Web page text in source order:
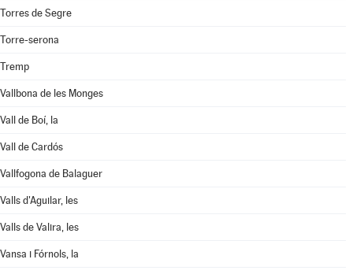
Torres de Segre
Torre-serona
Tremp
Vallbona de les Monges
Vall de Boí, la
Vall de Cardós
Vallfogona de Balaguer
Valls d'Aguilar, les
Valls de Valira, les
Vansa i Fórnols, la